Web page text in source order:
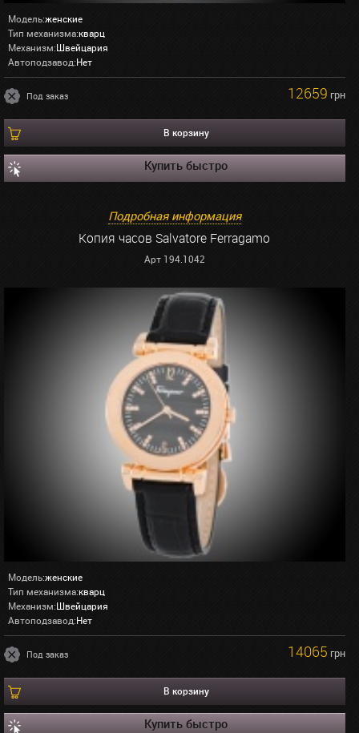
Модель:женские
Тип механизма:кварц
Механизм:Швейцария
Автоподзавод:Нет
Под заказ 12659 грн
В корзину
Купить быстро
Подробная информация
Копия часов Salvatore Ferragamo
Арт 194.1042
Модель:женские
Тип механизма:кварц
Механизм:Швейцария
Автоподзавод:Нет
Под заказ 14065 грн
В корзину
Купить быстро